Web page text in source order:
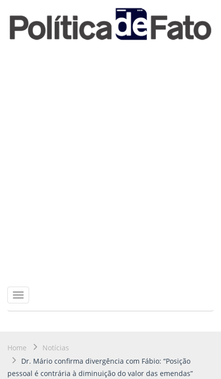
Toggle
navigation
Home
Notícias
Dr. Mário confirma divergência com Fábio: “Posição
pessoal é contrária à diminuição do valor das emendas”